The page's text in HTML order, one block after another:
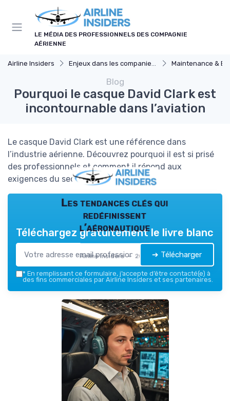
LE MÉDIA DES PROFESSIONNELS DES COMPAGNIE
AÉRIENNE
Airline Insiders Enjeux dans les companies d'aviation Maintenance &
Blog
Pourquoi le casque David Clark est
incontournable dans l’aviation
Le casque David Clark est une référence dans
l’industrie aérienne. Découvrez pourquoi il est si prisé
des professionnels et comment il répond aux
exigences du secteur.
Les tendances clés qui
redéfinissent
l’aéronautique
Airline Insiders — 2026
Téléchargez gratuitement le livre blanc
➔ Télécharger
* En remplissant ce formulaire, j’accepte d’être contacté(e) à
des fins commerciales par Airline Insiders et ses partenaires.
Panneau de gestion des cookies